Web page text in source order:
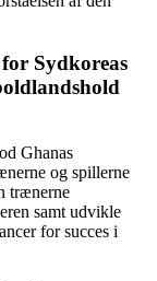
Sydkoreas
Ghanas
og spillerne
trænerne
samt udvikle
for succes i